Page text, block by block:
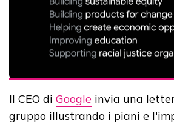
Il CEO di Google invia una
gruppo illustrando i piani e